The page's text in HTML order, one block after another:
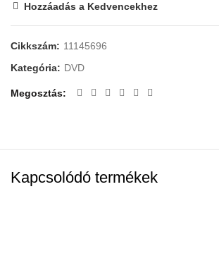
Hozzáadás a Kedvencekhez
Cikkszám: 11145696
Kategória: DVD
Megosztás
Kapcsolódó termékek